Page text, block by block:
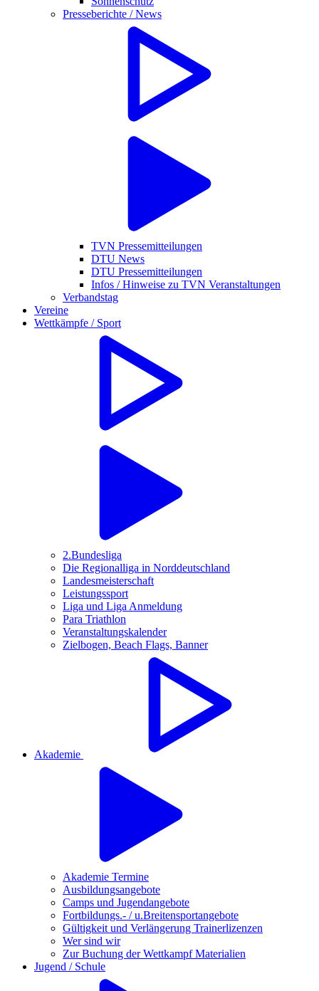
Presseberichte / News
TVN Pressemitteilungen
DTU News
DTU Pressemitteilungen
Infos / Hinweise zu TVN Veranstaltungen
Verbandstag
Vereine
Wettkämpfe / Sport
2.Bundesliga
Die Regionalliga in Norddeutschland
Landesmeisterschaft
Leistungssport
Liga und Liga Anmeldung
Para Triathlon
Veranstaltungskalender
Zielbogen, Beach Flags, Banner
Akademie
Akademie Termine
Ausbildungsangebote
Camps und Jugendangebote
Fortbildungs.- / u.Breitensportangebote
Gültigkeit und Verlängerung Trainerlizenzen
Wer sind wir
Zur Buchung der Wettkampf Materialien
Jugend / Schule